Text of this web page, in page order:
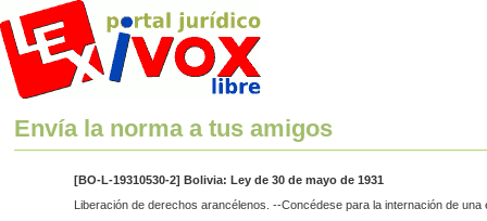
Envía la norma a tus amigos
[BO-L-19310530-2] Bolivia: Ley de 30 de mayo de 1931
Liberación de derechos arancélenos. --Concédese para la internación de una